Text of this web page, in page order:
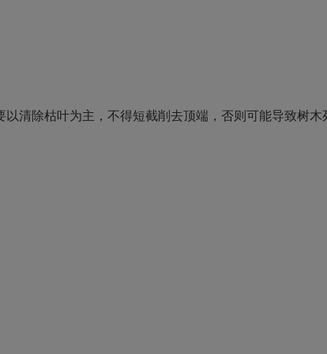
清除枯叶为主，不得短截削去顶端，否则可能导致树木